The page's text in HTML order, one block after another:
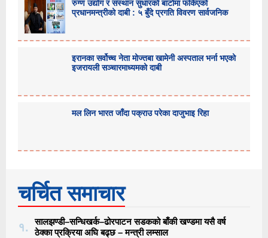
रुग्ण उद्योग र संस्थान सुधारको बाटोमा फर्किएको
प्रधानमन्त्रीको दाबी : ५ बुँदे प्रगति विवरण सार्वजनिक
इरानका सर्वोच्च नेता मोज्तबा खामेनी अस्पताल भर्ना भएको
इजरायली सञ्चारमाध्यमको दाबी
मल लिन भारत जाँदा पक्राउ परेका दाजुभाइ रिहा
चर्चित समाचार
१.
सालझण्डी–सन्धिखर्क–ढोरपाटन सडकको बाँकी खण्डमा यसै वर्ष
ठेक्का प्रक्रिया अघि बढ्छ – मन्त्री लम्साल